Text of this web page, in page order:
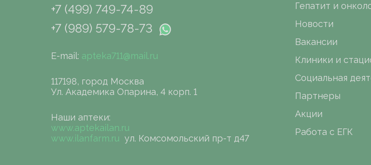
+7 (499) 749-74-89
+7 (989) 579-78-73
E-mail: apteka711@mail.ru
117198, город Москва
Ул. Академика Опарина, 4 корп. 1
Наши аптеки:
www.aptekailan.ru
www.ilanfarm.ru ул. Комсомольский пр-т д47
Гепатит и
Новости
Вакансии
Клиники и
Социальная
Партнеры
Акции
Работа с ЕГК